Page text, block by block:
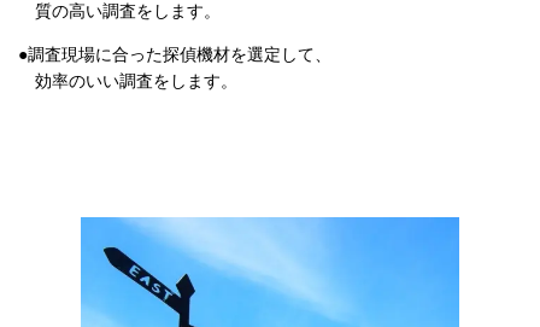
質の高い調査をします。
●調査現場に合った探偵機材を選定して、
効率のいい調査をします。